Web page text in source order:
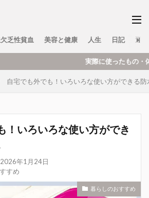
乏性貧血 美容と健康 人生 日記 運
実際に使ったもの・体験をもとに、暮らし・
自宅でも外でも！いろいろな使い方ができる
！いろいろな使い方ができ
2026年1月24日
すめ
暮らしのおすすめ